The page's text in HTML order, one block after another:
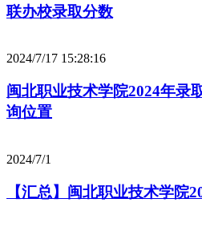
联办校录取分数
2024/7/17 15:28:16
闽北职业技术学院2024年录
询位置
2024/7/1
【汇总】闽北职业技术学院